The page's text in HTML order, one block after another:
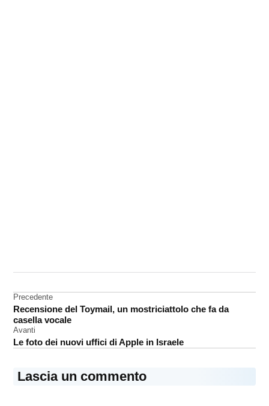
iPhone
Navigazione
articoli
Precedente
Recensione del Toymail, un mostriciattolo che fa da
casella vocale
Avanti
Le foto dei nuovi uffici di Apple in Israele
Lascia un commento